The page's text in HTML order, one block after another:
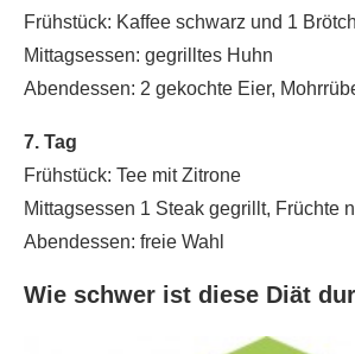
Frühstück: Kaffee schwarz und 1
Mittagsessen: gegrilltes Huhn
Abendessen: 2 gekochte Eier,
7. Tag
Frühstück: Tee mit Zitrone
Mittagsessen 1 Steak gegrillt, Früchte
Abendessen: freie Wahl
Wie schwer ist diese Diät